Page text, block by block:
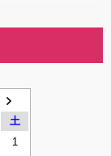
土
1